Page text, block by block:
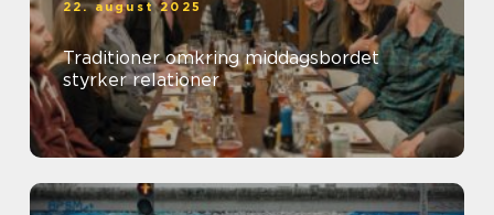
22. august 2025
Traditioner omkring middagsbordet
styrker relationer